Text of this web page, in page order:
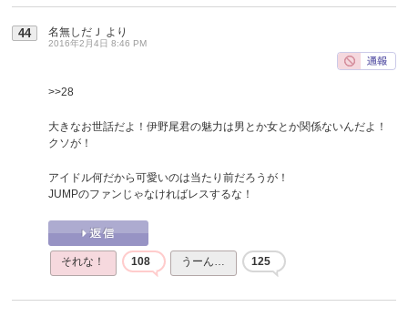
44 名無しだＪ より
2016年2月4日 8:46 PM
>>28
大きなお世話だよ！伊野尾君の魅力は男とか女とか関係ないんだよ！
クソが！
アイドル何だから可愛いのは当たり前だろうが！
JUMPのファンじゃなければレスするな！
それな！ 108 うーん… 125